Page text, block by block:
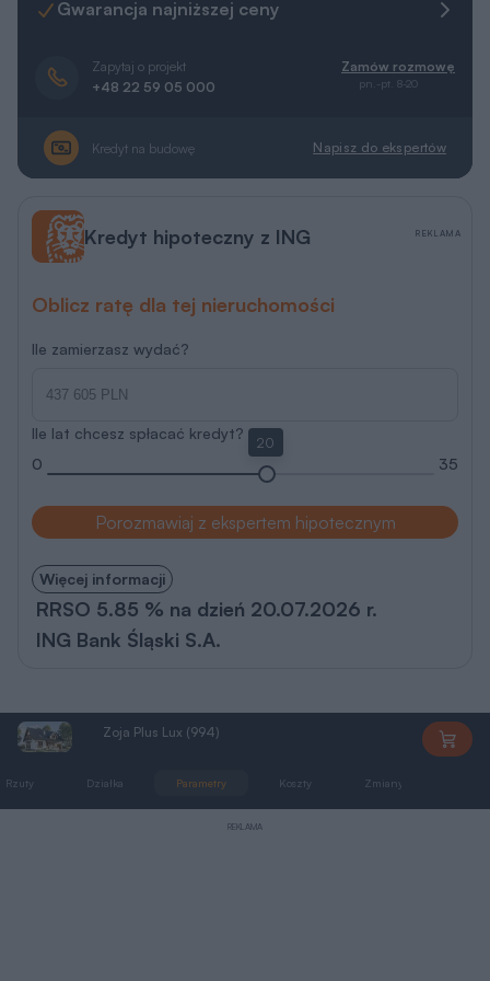
Gwarancja najniższej ceny
Zapytaj o projekt
+48 22 59 05 000
Zamów rozmowę
pn.-pt. 8-20
Kredyt na budowę Napisz do ekspertów
Kredyt hipoteczny z ING
Oblicz ratę dla tej nieruchomości
Ile zamierzasz wydać?
Ile lat chcesz spłacać kredyt?
0
20
35
Porozmawiaj z ekspertem hipotecznym
Więcej informacji
RRSO 5.85 % na dzień 20.07.2026 r.
ING Bank Śląski S.A.
REKLAMA
Zoja Plus Lux (994)
Rzuty Działka Parametry Koszty Zmiany
REKLAMA